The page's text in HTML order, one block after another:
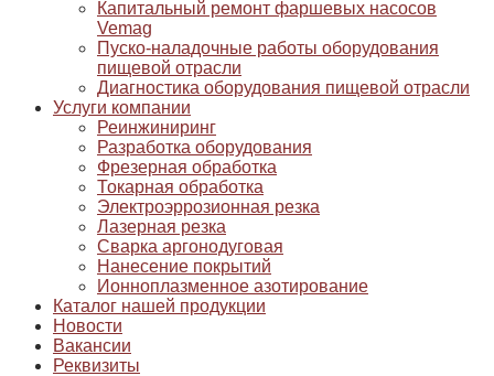
Капитальный ремонт фаршевых насосов
Vemag
Пуско-наладочные работы оборудования
пищевой отрасли
Диагностика оборудования пищевой отрасли
Услуги компании
Реинжиниринг
Разработка оборудования
Фрезерная обработка
Токарная обработка
Электроэррозионная резка
Лазерная резка
Сварка аргонодуговая
Нанесение покрытий
Ионноплазменное азотирование
Каталог нашей продукции
Новости
Вакансии
Реквизиты